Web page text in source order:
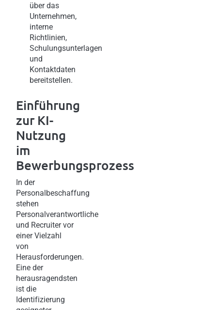
über das
Unternehmen,
interne
Richtlinien,
Schulungsunterlagen
und
Kontaktdaten
bereitstellen.
Einführung
zur KI-
Nutzung
im
Bewerbungsprozess
In der
Personalbeschaffung
stehen
Personalverantwortliche
und Recruiter vor
einer Vielzahl
von
Herausforderungen.
Eine der
herausragendsten
ist die
Identifizierung